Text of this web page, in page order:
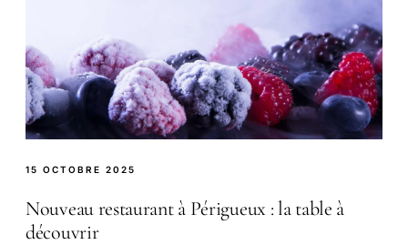
15 OCTOBRE 2025
Nouveau restaurant à Périgueux : la table à
découvrir